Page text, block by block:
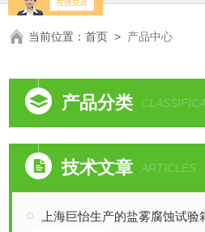
当前位置：首页 > 产品中心
产品分类
技术文章 ARTICLES
上海巨怡生产的盐雾腐蚀试